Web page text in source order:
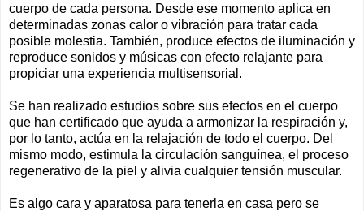
cuerpo de cada persona. Desde ese momento aplica en
determinadas zonas calor o vibración para tratar cada
posible molestia. También, produce efectos de iluminación y
reproduce sonidos y músicas con efecto relajante para
propiciar una experiencia multisensorial.
Se han realizado estudios sobre sus efectos en el cuerpo
que han certificado que ayuda a armonizar la respiración y,
por lo tanto, actúa en la relajación de todo el cuerpo. Del
mismo modo, estimula la circulación sanguínea, el proceso
regenerativo de la piel y alivia cualquier tensión muscular.
Es algo cara y aparatosa para tenerla en casa pero se